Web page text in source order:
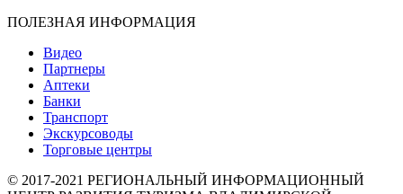
ПОЛЕЗНАЯ ИНФОРМАЦИЯ
Видео
Партнеры
Аптеки
Банки
Транспорт
Экскурсоводы
Торговые центры
© 2017-2021 РЕГИОНАЛЬНЫЙ ИНФОРМАЦИОННЫЙ